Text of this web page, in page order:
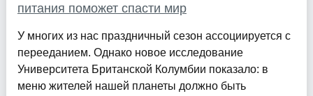
питания поможет спасти мир
У многих из нас праздничный сезон ассоциируется с
перееданием. Однако новое исследование
Университета Британской Колумбии показало: в
меню жителей нашей планеты должно быть